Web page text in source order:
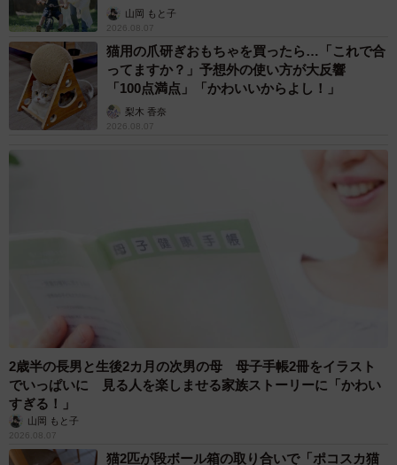
手術に備えて常に新品の下着を履いた方がいいと実感する青木さん (C)
青木光恵
読者からは「実は手術前だったので不安が和らいだ」「す
ごい勉強になった」などの反響が。そこで作者の青木さん
に、同作を描いたきっかけについて話を聞きました。
へんが…
山岡 もと子
2026.08.07
猫用の爪研ぎおもちゃを買ったら…「これで合
ってますか？」予想外の使い方が大反響
「100点満点」「かわいいからよし！」
梨木 香奈
2026.08.07
2歳半の長男と生後2カ月の次男の母 母子手帳2冊をイラスト
でいっぱいに 見る人を楽しませる家族ストーリーに「かわい
すぎる！」
山岡 もと子
2026.08.07
猫2匹が段ボール箱の取り合いで「ポコスカ猫